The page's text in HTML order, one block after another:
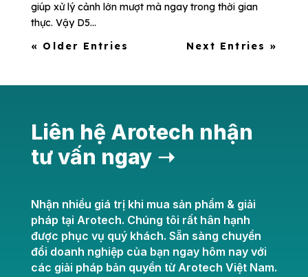
giúp xử lý cảnh lớn mượt mà ngay trong thời gian
thực. Vậy D5...
« Older Entries
Next Entries »
Liên hệ Arotech nhận
tư vấn ngay ➝
Nhận nhiều giá trị khi mua sản phẩm & giải
pháp tại Arotech. Chúng tôi rất hân hạnh
được phục vụ quý khách. Sẵn sàng chuyển
đổi doanh nghiệp của bạn ngay hôm nay với
các giải pháp bản quyền từ Arotech Việt Nam.